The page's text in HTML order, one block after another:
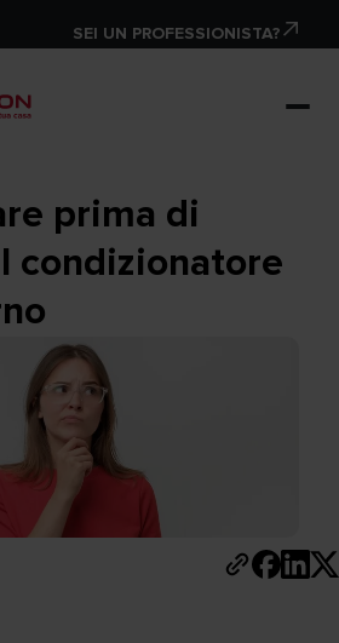
SEI UN PROFESSIONISTA?
prima di
condizionatore